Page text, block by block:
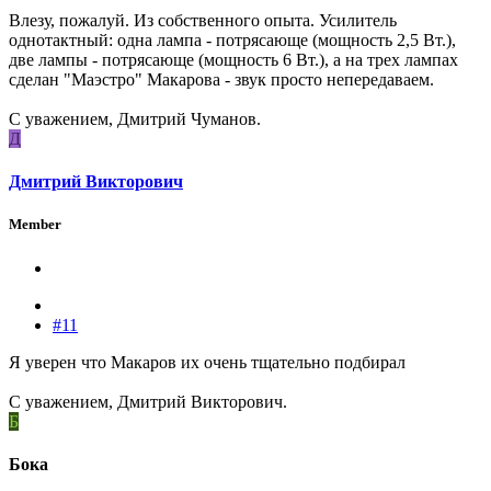
Влезу, пожалуй. Из собственного опыта. Усилитель
однотактный: одна лампа - потрясающе (мощность 2,5 Вт.),
две лампы - потрясающе (мощность 6 Вт.), а на трех лампах
сделан "Маэстро" Макарова - звук просто непередаваем.
С уважением, Дмитрий Чуманов.
Д
Дмитрий Викторович
Member
#11
Я уверен что Макаров их очень тщательно подбирал
С уважением, Дмитрий Викторович.
Б
Бока